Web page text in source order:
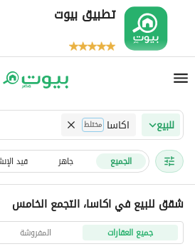
تطبيق بيوت
للبيع اكاسا مختلط
الجميع جاهز قيد
شقق للبيع في اكاسا، التجمع الخامس
جميع العقارات المفروشة